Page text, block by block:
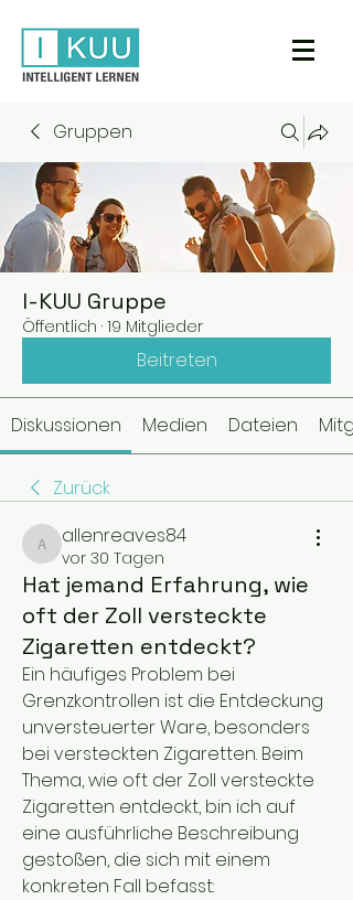
Gruppen
I-KUU Gruppe
Öffentlich · 19 Mitglieder
Beitreten
Diskussionen Medien Dateien
Zurück
allenreaves84
allenreaves84
vor 30 Tagen
Hat jemand Erfahrung, wie
oft der Zoll versteckte
Zigaretten entdeckt?
Ein häufiges Problem bei
Grenzkontrollen ist die Entdeckung
unversteuerter Ware, besonders
bei versteckten Zigaretten. Beim
Thema, wie oft der Zoll versteckte
Zigaretten entdeckt, bin ich auf
eine ausführliche Beschreibung
gestoßen, die sich mit einem
konkreten Fall befasst: